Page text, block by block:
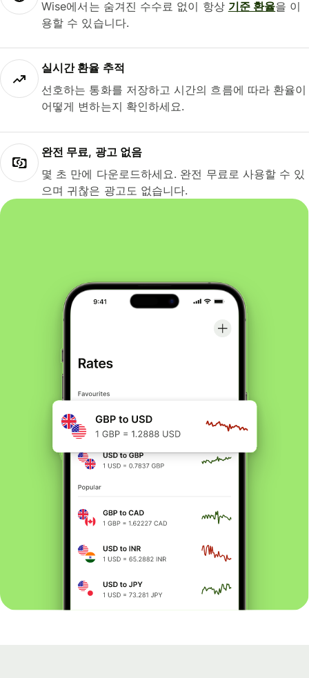
Wise에서는 숨겨진 수수료 없이 항상 기준 환율을 이
용할 수 있습니다.
실시간 환율 추적
선호하는 통화를 저장하고 시간의 흐름에 따라 환율이
어떻게 변하는지 확인하세요.
완전 무료, 광고 없음
몇 초 만에 다운로드하세요. 완전 무료로 사용할 수 있
으며 귀찮은 광고도 없습니다.